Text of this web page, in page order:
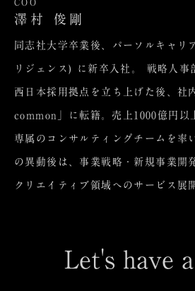
COO
澤村 俊剛
同志社大学卒業後、パーソルキャリ
リジェンス) に新卒入社。 戦略人事
西日本採用拠点を立ち上げた後、社
common」に転籍。売上1000億円以
専属のコンサルティングチームを率
の異動後は、事業戦略・新規事業開
クリエイティブ領域へのサービス展
Let's have